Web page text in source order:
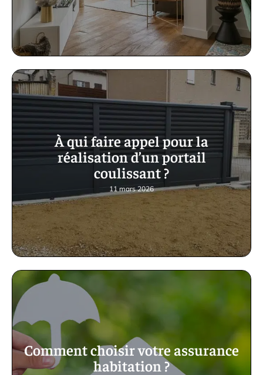
À qui faire appel pour la
réalisation d’un portail
coulissant ?
11 mars 2026
Comment choisir votre assurance
habitation ?